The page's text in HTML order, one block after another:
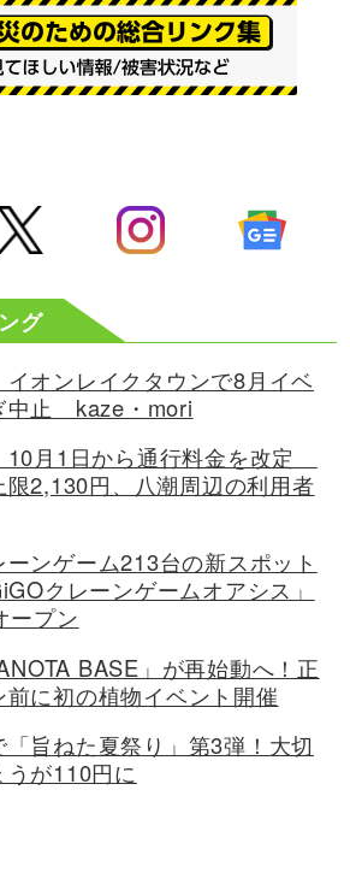
グ
イオンレイクタウンで8月イベ
中止 kaze・mori
10月1日から通行料金を改定
限2,130円、八潮周辺の利用者
ンゲーム213台の新スポット
クレーンゲームオアシス」
ープン
BASE」が再始動へ！正
に初の植物イベント開催
「旨ねた夏祭り」第3弾！大切
うが110円に